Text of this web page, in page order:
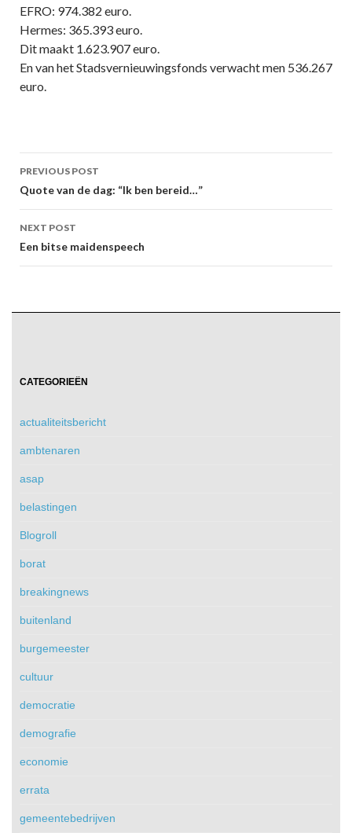
EFRO: 974.382 euro.
Hermes: 365.393 euro.
Dit maakt 1.623.907 euro.
En van het Stadsvernieuwingsfonds verwacht men 536.267
euro.
Post
navigation
PREVIOUS POST
Quote van de dag: “Ik ben bereid…”
NEXT POST
Een bitse maidenspeech
CATEGORIEËN
actualiteitsbericht
ambtenaren
asap
belastingen
Blogroll
borat
breakingnews
buitenland
burgemeester
cultuur
democratie
demografie
economie
errata
gemeentebedrijven